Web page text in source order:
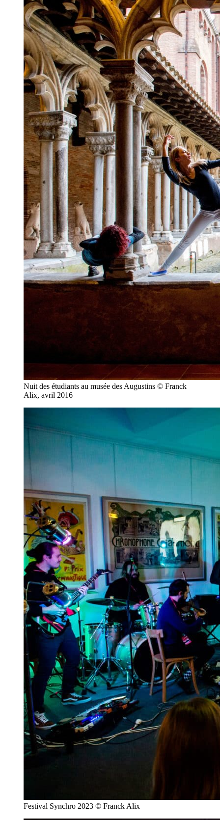
Nuit des étudiants au musée des Augustins © Franck
Alix, avril 2016
Festival Synchro 2023 © Franck Alix